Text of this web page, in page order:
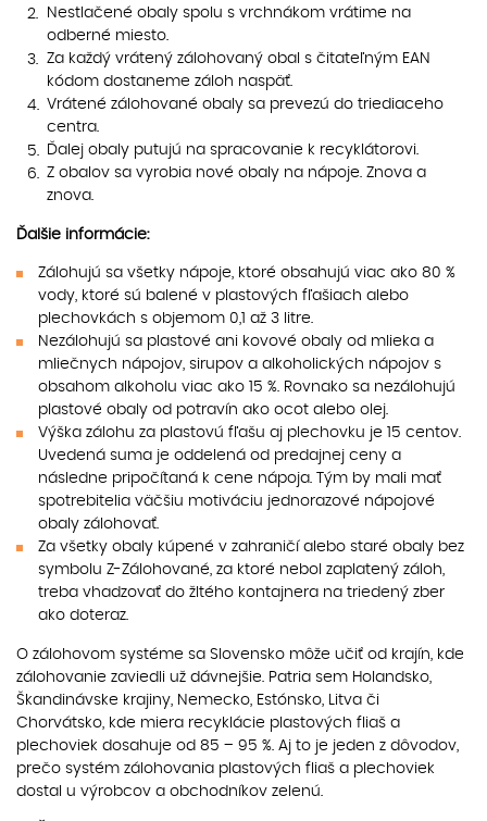
Nestlačené obaly spolu s vrchnákom vrátime na
odberné miesto.
Za každý vrátený zálohovaný obal s čitateľným EAN
kódom dostaneme záloh naspäť.
Vrátené zálohované obaly sa prevezú do triediaceho
centra.
Ďalej obaly putujú na spracovanie k recyklátorovi.
Z obalov sa vyrobia nové obaly na nápoje. Znova a
znova.
Ďalšie informácie:
Zálohujú sa všetky nápoje, ktoré obsahujú viac ako 80 %
vody, ktoré sú balené v plastových fľašiach alebo
plechovkách s objemom 0,1 až 3 litre.
Nezálohujú sa plastové ani kovové obaly od mlieka a
mliečnych nápojov, sirupov a alkoholických nápojov s
obsahom alkoholu viac ako 15 %. Rovnako sa nezálohujú
plastové obaly od potravín ako ocot alebo olej.
Výška zálohu za plastovú fľašu aj plechovku je 15 centov.
Uvedená suma je oddelená od predajnej ceny a
následne pripočítaná k cene nápoja. Tým by mali mať
spotrebitelia väčšiu motiváciu jednorazové nápojové
obaly zálohovať.
Za všetky obaly kúpené v zahraničí alebo staré obaly bez
symbolu Z-Zálohované, za ktoré nebol zaplatený záloh,
treba vhadzovať do žltého kontajnera na triedený zber
ako doteraz.
O zálohovom systéme sa Slovensko môže učiť od krajín, kde
zálohovanie zaviedli už dávnejšie. Patria sem Holandsko,
Škandinávske krajiny, Nemecko, Estónsko, Litva či
Chorvátsko, kde miera recyklácie plastových fliaš a
plechoviek dosahuje od 85 – 95 %. Aj to je jeden z dôvodov,
prečo systém zálohovania plastových fliaš a plechoviek
dostal u výrobcov a obchodníkov zelenú.